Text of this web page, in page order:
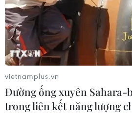
vietnamplus.vn
Đường ống xuyên Sahara-
trong liên kết năng lượng